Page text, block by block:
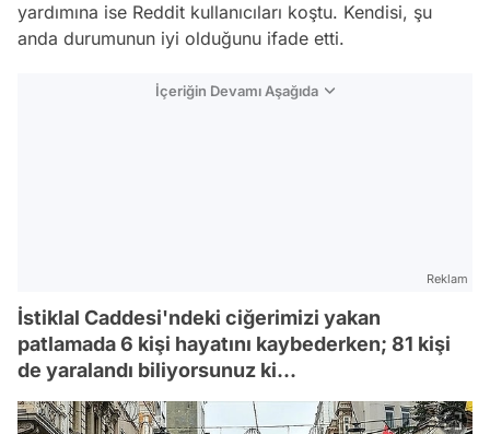
yardımına ise Reddit kullanıcıları koştu. Kendisi, şu
anda durumunun iyi olduğunu ifade etti.
İçeriğin Devamı Aşağıda
Reklam
İstiklal Caddesi'ndeki ciğerimizi yakan
p atlamada 6 kişi hayatını kaybederken; 81 kişi
de yaralandı biliyorsunuz ki...